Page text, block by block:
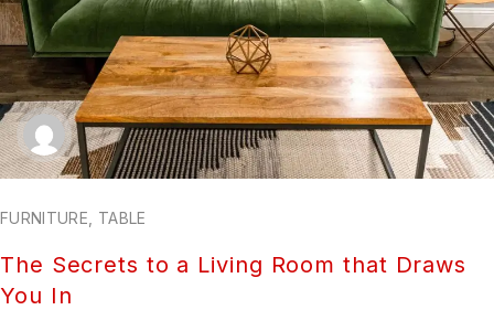
FURNITURE TABLE
The Secrets to a Living Room that Draws
You In